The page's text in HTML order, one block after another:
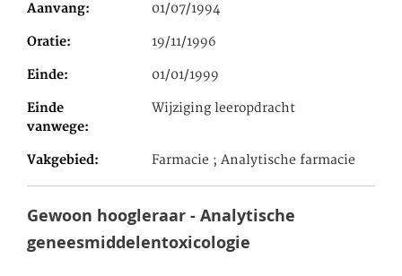
Aanvang 01/07/1994
Oratie 19/11/1996
Einde 01/01/1999
Einde
vanwege
Wijziging leeropdracht
Vakgebied Farmacie ; Analytische farmacie
Gewoon hoogleraar - Analytische
geneesmiddelentoxicologie